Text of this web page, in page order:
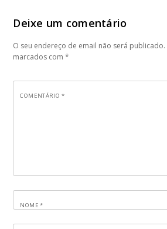
Deixe um comentário
O seu endereço de email não será publicado.
marcados com*
COMENTÁRIO *
NOME*